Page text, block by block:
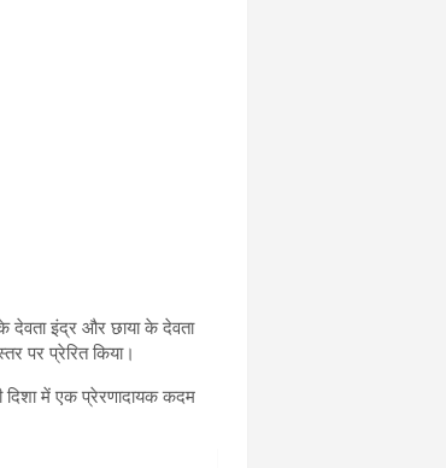
देवता इंद्र और छाया के देवता
पर प्रेरित किया।
में एक प्रेरणादायक कदम